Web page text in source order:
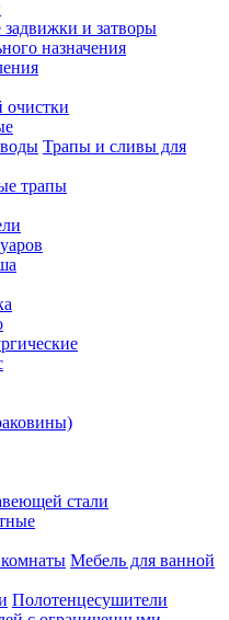
и затворы
назначения
очистки
Трапы и сливы для
трапы
стали
Мебель для ванной
Полотенцесушители